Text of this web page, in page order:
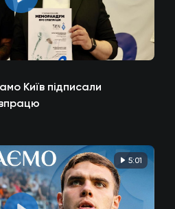
Київ підписали
5:01